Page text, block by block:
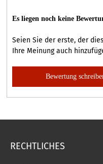
Es liegen noch keine
Seien Sie der erste, der
Ihre Meinung auch
Bewertung
RECHTLICHES